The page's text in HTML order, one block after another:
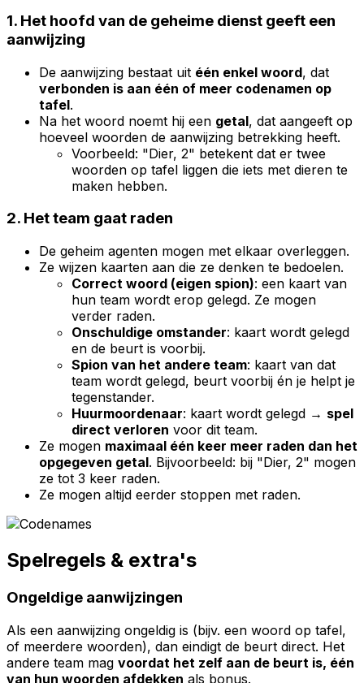
1. Het hoofd van de geheime dienst geeft een
aanwijzing
De aanwijzing bestaat uit één enkel woord, dat
verbonden is aan één of meer codenamen op
tafel.
Na het woord noemt hij een getal, dat aangeeft op
hoeveel woorden de aanwijzing betrekking heeft.
Voorbeeld: "Dier, 2" betekent dat er twee
woorden op tafel liggen die iets met dieren te
maken hebben.
2. Het team gaat raden
De geheim agenten mogen met elkaar overleggen.
Ze wijzen kaarten aan die ze denken te bedoelen.
Correct woord (eigen spion): een kaart van
hun team wordt erop gelegd. Ze mogen
verder raden.
Onschuldige omstander: kaart wordt gelegd
en de beurt is voorbij.
Spion van het andere team: kaart van dat
team wordt gelegd, beurt voorbij én je helpt je
tegenstander.
Huurmoordenaar: kaart wordt gelegd → spel
direct verloren voor dit team.
Ze mogen maximaal één keer meer raden dan het
opgegeven getal. Bijvoorbeeld: bij "Dier, 2" mogen
ze tot 3 keer raden.
Ze mogen altijd eerder stoppen met raden.
Spelregels & extra's
Ongeldige aanwijzingen
Als een aanwijzing ongeldig is (bijv. een woord op tafel,
of meerdere woorden), dan eindigt de beurt direct. Het
andere team mag voordat het zelf aan de beurt is, één
van hun woorden afdekken als bonus.